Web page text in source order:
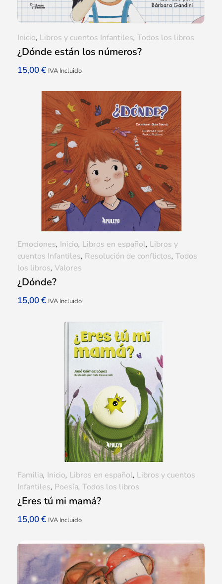
¿Dónde están los números?
15,00€ IVA Incluido
Inicio, Libros y cuentos Infantiles, Todos los libros
¿Dónde?
15,00€ IVA Incluido
Emociones, Inicio, Libros en español, Libros y
cuentos Infantiles, Resolución de conflictos, Todos
los libros, Valores
¿Eres tú mi mamá?
15,00€ IVA Incluido
Familia, Inicio, Libros en español, Libros y cuentos
Infantiles, Poesía, Todos los libros